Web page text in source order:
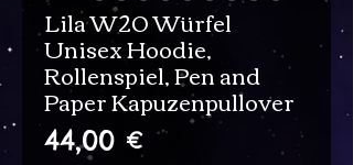
Lila W20 Würfel
Unisex Hoodie,
Rollenspiel, Pen and
Paper Kapuzenpullover
44,00 €Preis